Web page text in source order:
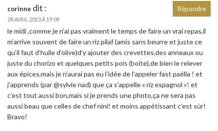
corinne dit :
28 AVRIL 2013 À 19:09
le midi ,comme je n’ai pas vraiment le temps de faire un vrai repas,il
m’arrive souvent de faire un riz pilaf (amis sans beurre et juste ce
qu’il faut d’huile d’olive)d’y ajouter des crevettes,des anneaux ou
juste du chorizo et quelques petits pois (boite),de bien le relever
aux épices,mais je n’aurai pas eu l’idée de l’appeler fast paélla ! et
j’apprends (par @sylvie nad) que ça s’appelle « riz espagnol »! et
c’est tout aussi bon,mais si je prends une photo,ça ne sera pas
aussi beau que celles de chef nini! et moins appétissant c’est sùr!
Bravo!
Répondre